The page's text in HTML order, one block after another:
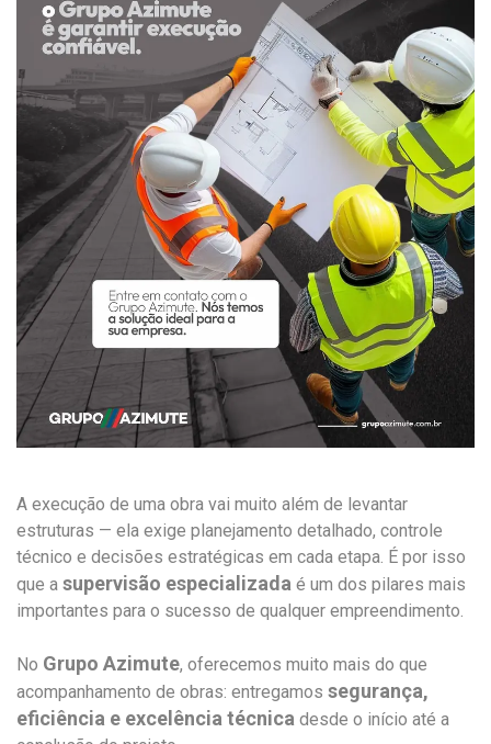
A execução de uma obra vai muito além de levantar
estruturas — ela exige planejamento detalhado, controle
técnico e decisões estratégicas em cada etapa. É por isso
que a supervisão especializada é um dos pilares mais
importantes para o sucesso de qualquer empreendimento.
No Grupo Azimute, oferecemos muito mais do que
acompanhamento de obras: entregamos segurança,
eficiência e excelência técnica desde o início até a